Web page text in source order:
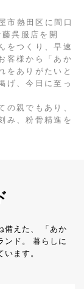
市熱田区に間口
呉服店を開
をつくり、早速
客様から「あか
をありがたいと
げ、今日に至っ
親でもあり、
み、粉骨精進を
えた、
「あか
ド。
暮らしに
ます。